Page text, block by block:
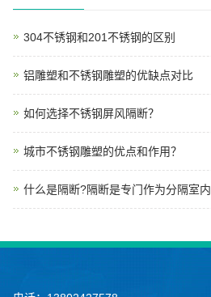
304不锈钢和201不锈钢的区别
铝雕塑和不锈钢雕塑的优缺点对比
如何选择不锈钢屏风隔断？
城市不锈钢雕塑的优点和作用？
什么是隔断?隔断是专门作为分隔室